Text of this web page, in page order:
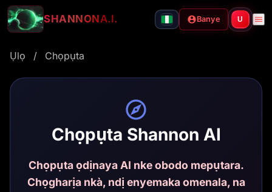
SHANNONA.I. Banye U
Ụlọ / Chọpụta
Chọpụta Shannon AI
Chọpụta ọdịnaya AI nke obodo mepụtara.
Chọgharịa nkà, ndị enyemaka omenala, na